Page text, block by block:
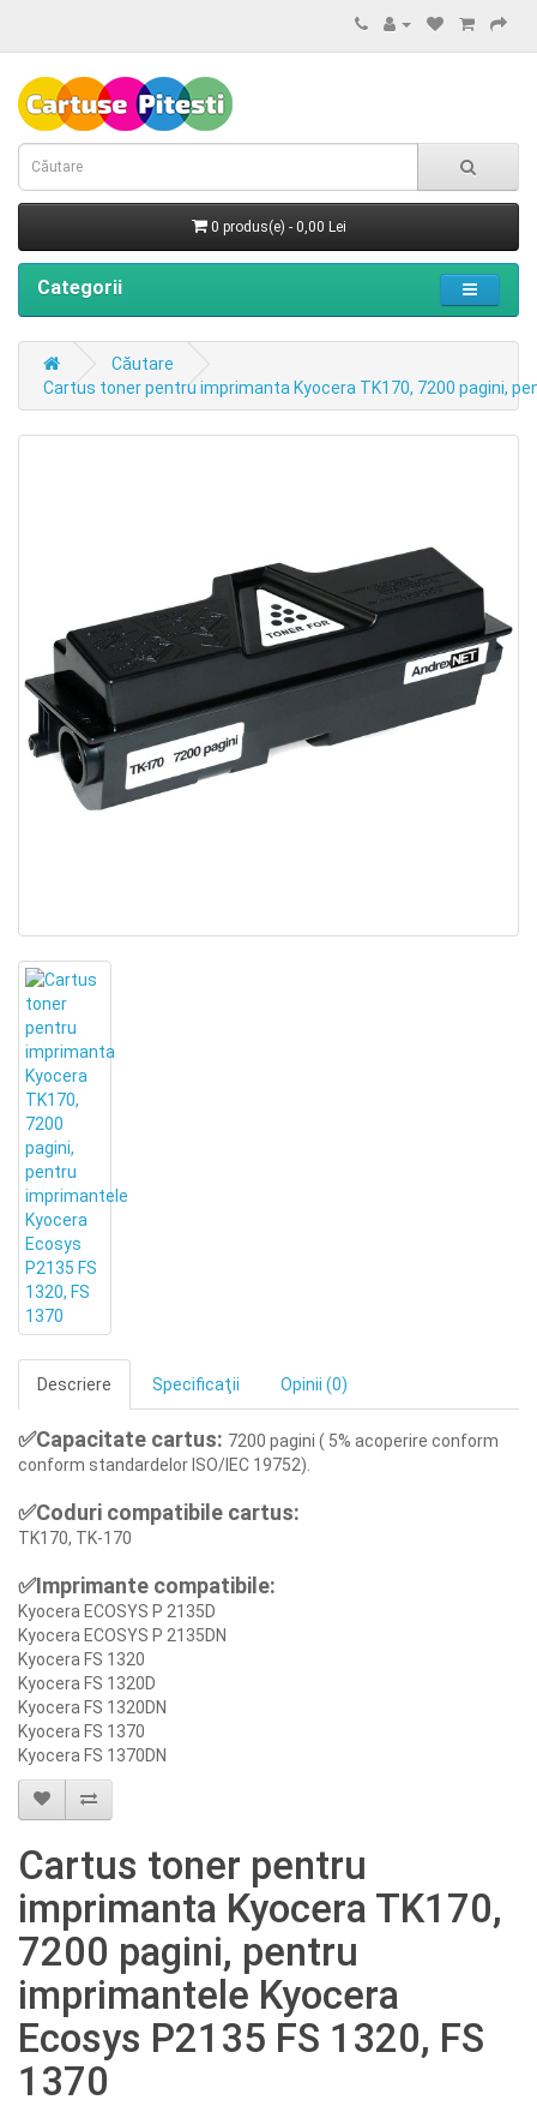
0 produs(e) - 0,00 Lei
Categorii
Căutare
Cartus toner pentru imprimanta Kyocera TK170, 7200 pagini,
Descriere Specificaţii Opinii (0)
✅Capacitate cartus: 7200 pagini ( 5% acoperire conform
conform standardelor ISO/IEC 19752).
✅Coduri compatibile cartus:
TK170, TK-170
✅Imprimante compatibile:
Kyocera ECOSYS P 2135D
Kyocera ECOSYS P 2135DN
Kyocera FS 1320
Kyocera FS 1320D
Kyocera FS 1320DN
Kyocera FS 1370
Kyocera FS 1370DN
Cartus toner pentru
imprimanta Kyocera TK170,
7200 pagini, pentru
imprimantele Kyocera
Ecosys P2135 FS 1320, FS
1370